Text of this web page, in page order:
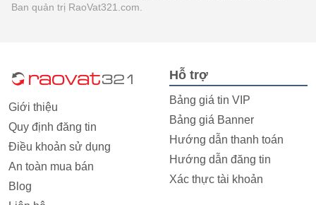
Ban quản trị RaoVat321.com.
Giới thiệu
Quy định đăng tin
Điều khoản sử dụng
An toàn mua bán
Blog
Hỗ trợ
Bảng giá tin VIP
Bảng giá Banner
Hướng dẫn thanh toán
Hướng dẫn đăng tin
Xác thực tài khoản